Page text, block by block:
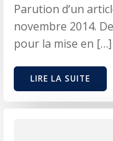
Parution d‘un
novembre 2014.
pour la mise en […]
LIRE LA SUITE